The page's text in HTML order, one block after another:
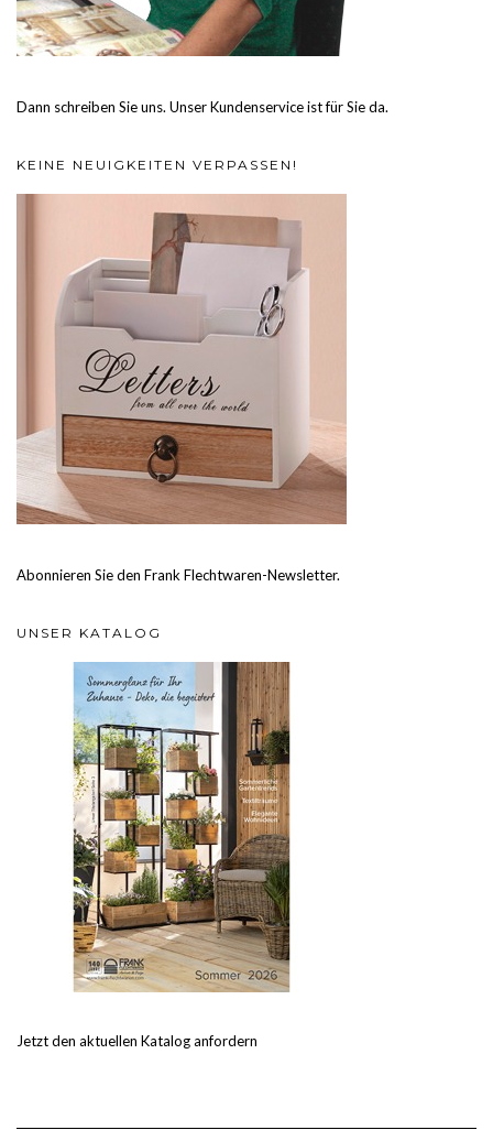
Dann schreiben Sie uns. Unser Kundenservice ist für Sie da.
KEINE NEUIGKEITEN VERPASSEN!
Abonnieren Sie den Frank Flechtwaren-Newsletter.
UNSER KATALOG
Jetzt den aktuellen Katalog anfordern